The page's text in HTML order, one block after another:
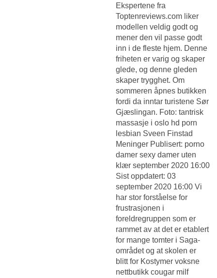
Ekspertene fra
Toptenreviews.com liker
modellen veldig godt og
mener den vil passe godt
inn i de fleste hjem. Denne
friheten er varig og skaper
glede, og denne gleden
skaper trygghet. Om
sommeren åpnes butikken
fordi da inntar turistene Sør
Gjæslingan. Foto: tantrisk
massasje i oslo hd porn
lesbian Sveen Finstad
Meninger Publisert: porno
damer sexy damer uten
klær september 2020 16:00
Sist oppdatert: 03
september 2020 16:00 Vi
har stor forståelse for
frustrasjonen i
foreldregruppen som er
rammet av at det er etablert
for mange tomter i Saga-
området og at skolen er
blitt for Kostymer voksne
nettbutikk cougar milf